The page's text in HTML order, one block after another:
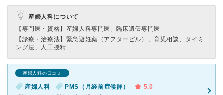
産婦人科について
【専門医・資格】 産婦人科専門医、臨床遺伝専門医
【診療・治療法】 緊急避妊薬（アフターピル）、育児相談、タイミ
ング法、人工授精
産婦人科の口コミ
産婦人科 PMS（月経前症候群）
5.0